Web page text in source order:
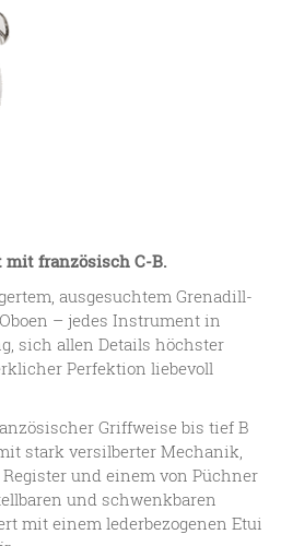
mit fran­zösisch C-B.
aus­gesuchtem Grenadill­
– jedes Instrument in
sich allen Details höchster
Perfektion liebevoll
Griff­weise bis tief B
stark versilberter Mechanik,
und einem von Püchner
und schwenk­baren
mit einem leder­bezogenen Etui